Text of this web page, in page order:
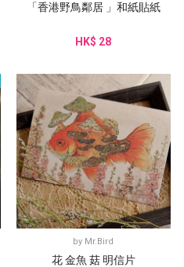
「香港野鳥鄰居 」和紙貼紙
HK$ 28
by Mr.Bird
花 金魚 菇 明信片